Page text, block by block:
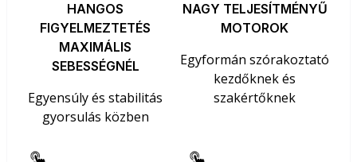
HANGOS
FIGYELMEZTETÉS
MAXIMÁLIS
SEBESSÉGNÉL
Egyensúly és stabilitás
gyorsulás közben
NAGY TELJESÍTMÉNYŰ
MOTOROK
Egyformán szórakoztató
kezdőknek és
szakértőknek